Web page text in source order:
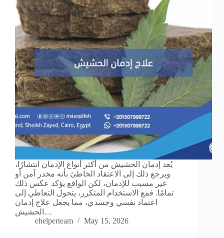
يُعد إدمان الحشيش من أكثر أنواع الإدمان انتشارًا،
ويرجع ذلك إلى الاعتقاد الخاطئ بأنه مخدر آمن أو
غير مسبب للإدمان، لكن الواقع يؤكد عكس ذلك
تمامًا. فمع الاستخدام المتكرر، يتحول التعاطي إلى
اعتماد نفسي وجسدي، مما يجعل علاج إدمان
الحشيش…
ehelperteam
May 15, 2026